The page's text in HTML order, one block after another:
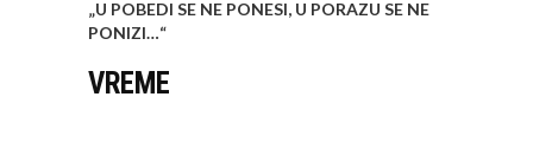
„U POBEDI SE NE PONESI, U PORAZU SE NE
PONIZI…“
VREME